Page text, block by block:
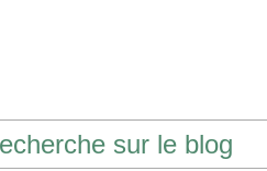
sur le blog